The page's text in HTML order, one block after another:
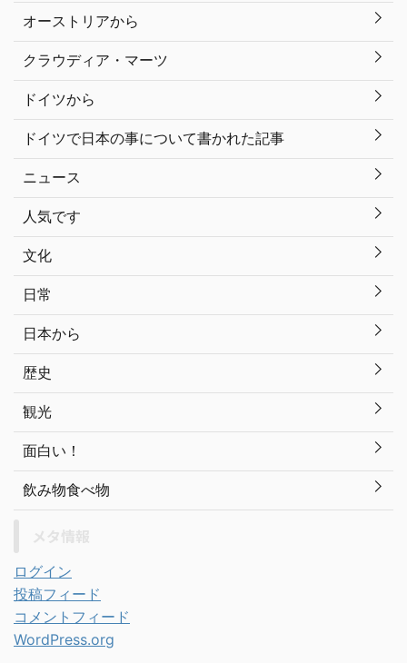
オーストリアから
クラウディア・マーツ
ドイツから
ドイツで日本の事について書かれた記事
ニュース
人気です
文化
日常
日本から
歴史
観光
面白い！
飲み物食べ物
ログイン
投稿フィード
コメントフィード
WordPress.org